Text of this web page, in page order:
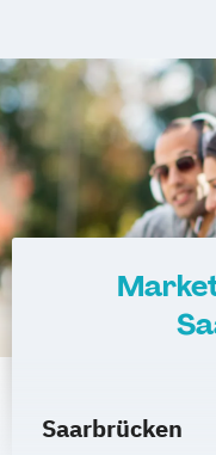
Schwarzheide/
Dresden
Saarbrücken